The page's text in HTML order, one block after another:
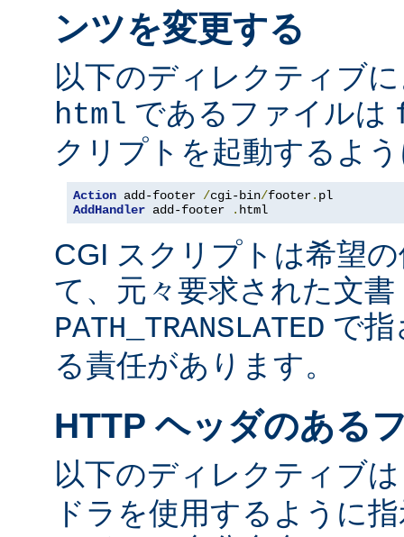
ンツを変更する
以下のディレクティブ
html であるファイルは
クリプトを起動するよ
Action add-footer /cgi-bin/footer.
AddHandler add-footer . html
CGI スクリプトは希望
て、元々要求された文書
PATH_TRANSLATED で指
る責任があります。
HTTP ヘッダのある
以下のディレクティブ
ドラを使用するように